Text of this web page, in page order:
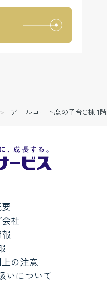
アールコート鹿の子台C棟 1階
社
の注意
いについて